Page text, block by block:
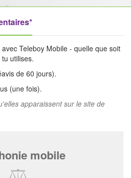
Teleboy Mobile - quelle que soit
utilises.
de 60 jours).
(une fois).
apparaissent sur le site de
mobile